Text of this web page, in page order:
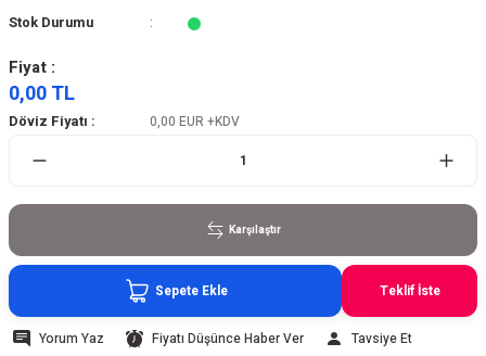
Stok Durumu
Fiyat :
0,00 TL
Döviz Fiyatı : 0,00 EUR +KDV
Karşılaştır
Sepete Ekle Teklif İste
Yorum Yaz Fiyatı Düşünce Haber Ver Tavsiye Et